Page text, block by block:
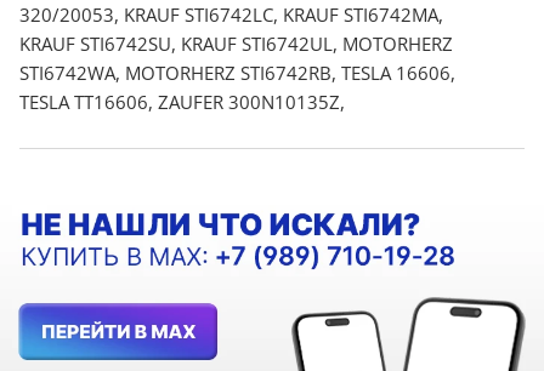
320/20053, KRAUF STI6742LC, KRAUF STI6742MA,
KRAUF STI6742SU, KRAUF STI6742UL, MOTORHERZ
STI6742WA, MOTORHERZ STI6742RB, TESLA 16606,
TESLA TT16606, ZAUFER 300N10135Z,